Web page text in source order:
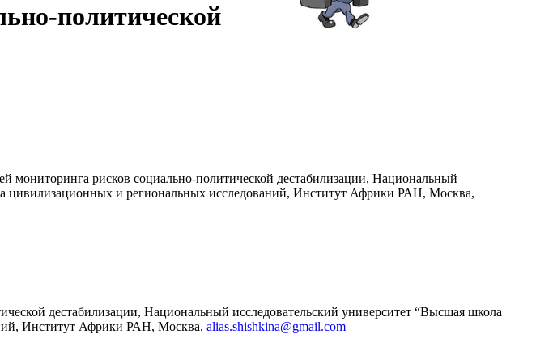
политической
мониторинга рисков социально-политической дестабилизации, Национальный
цивилизационных и региональных исследований, Институт Африки РАН, Москва,
дестабилизации, Национальный исследовательский университет “Высшая школа
Институт Африки РАН, Москва, alias.shishkina@gmail.com